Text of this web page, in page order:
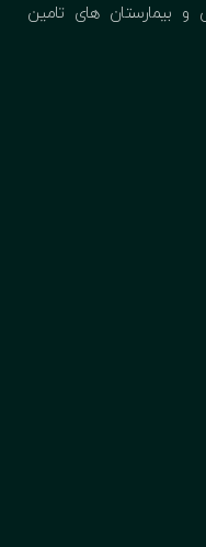
و بیمارستان های تامین